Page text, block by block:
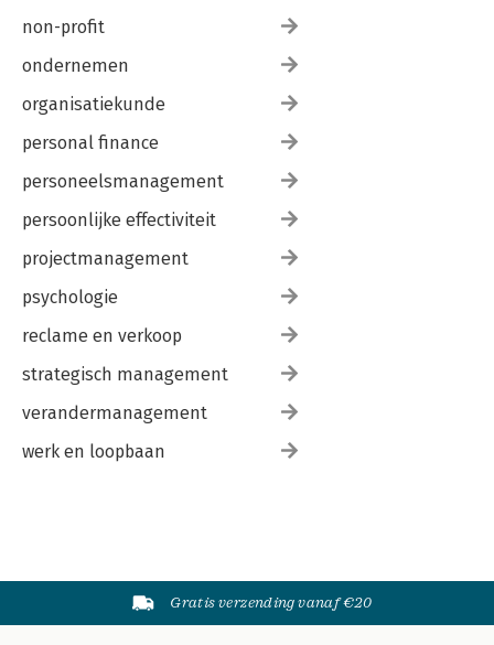
non-profit
ondernemen
organisatiekunde
personal finance
personeelsmanagement
persoonlijke effectiviteit
projectmanagement
psychologie
reclame en verkoop
strategisch management
verandermanagement
werk en loopbaan
Gratis verzending vanaf €20